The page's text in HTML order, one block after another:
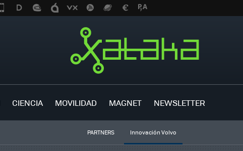
CIENCIA MOVILIDAD MAGNET NEWSLETTER
PARTNERS Innovación Volvo